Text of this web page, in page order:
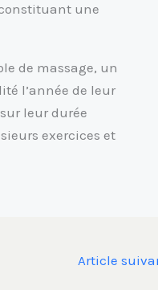
une
de massage, un
l’année de leur
leur durée
exercices et
Article